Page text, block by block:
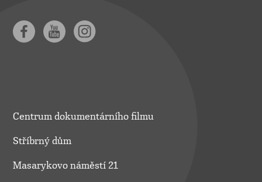
Centrum dokumentárního filmu
Stříbrný dům
Masarykovo náměstí 21